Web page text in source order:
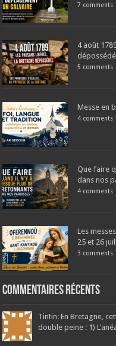
7 comments
4 août
5 comments
Messe en
4 comments
Que faire
dans nos
4 comments
Les
25 et 26
3 comments
Commentaires récents
Tintin: En Bretagne,
double peine : 1)